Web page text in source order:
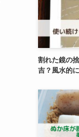
割れた鏡の
吉？風水的